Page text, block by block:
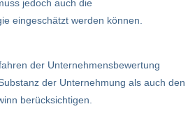
jedoch auch die
eingeschätzt werden können.
der Unternehmensbewertung
der Unternehmung als auch den
berücksichtigen.